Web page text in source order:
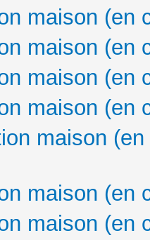
maison (en
maison (en
maison (en
maison (en
maison
maison (en
maison (en